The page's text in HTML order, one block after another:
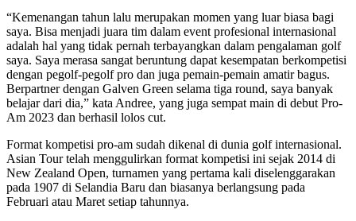
“Kemenangan tahun lalu merupakan momen yang luar biasa bagi
saya. Bisa menjadi juara tim dalam event profesional internasional
adalah hal yang tidak pernah terbayangkan dalam pengalaman golf
saya. Saya merasa sangat beruntung dapat kesempatan berkompetisi
dengan pegolf-pegolf pro dan juga pemain-pemain amatir bagus.
Berpartner dengan Galven Green selama tiga round, saya banyak
belajar dari dia,” kata Andree, yang juga sempat main di debut Pro-
Am 2023 dan berhasil lolos cut.
Format kompetisi pro-am sudah dikenal di dunia golf internasional.
Asian Tour telah menggulirkan format kompetisi ini sejak 2014 di
New Zealand Open, turnamen yang pertama kali diselenggarakan
pada 1907 di Selandia Baru dan biasanya berlangsung pada
Februari atau Maret setiap tahunnya.